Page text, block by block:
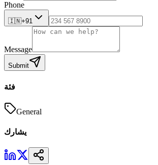
Phone
🇮🇳+91
Message
Submit
فئة
General
يشارك